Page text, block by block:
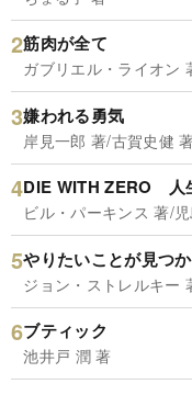
筋肉が全て
ガブリエル・ライオン
嫌われる勇気
岸見一郎 著/古賀史健 著
DIE WITH ZERO 人
ビル・パーキンス 著/
やりたいことが見つ
ジョン・ストレルキー
ブティック
池井戸 潤 著